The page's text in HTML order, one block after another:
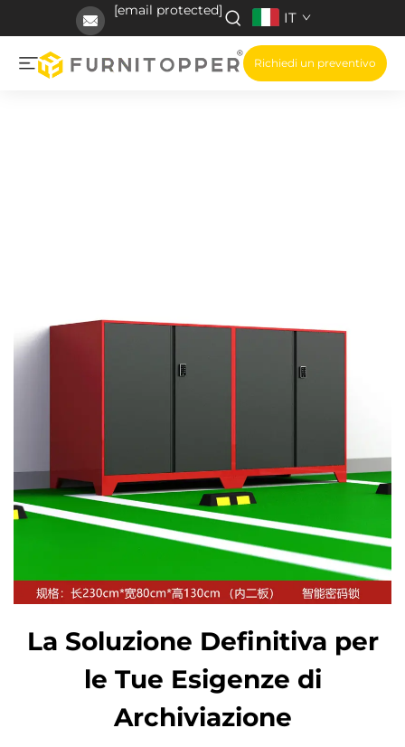
[email protected] IT
Richiedi un preventivo
La Soluzione Definitiva per
le Tue Esigenze di
Archiviazione